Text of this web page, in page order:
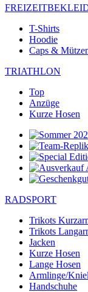
T-Shirts
Hoodie
Caps &
TRIATHLON
Top
Anzüge
Kurze Hosen
RADSPORT
Trikots
Trikots
Jacken
Kurze Hosen
Lange Hosen
Armlinge/
Handschuhe